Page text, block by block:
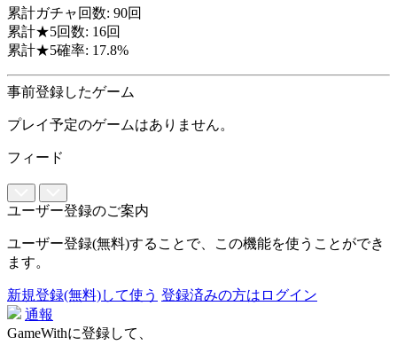
累計ガチャ回数: 90回
累計★5回数: 16回
累計★5確率: 17.8%
事前登録したゲーム
プレイ予定のゲームはありません。
フィード
ユーザー登録のご案内
ユーザー登録(無料)することで、この機能を使うことができ
ます。
新規登録(無料)して使う 登録済みの方はログイン
通報
GameWithに登録して、